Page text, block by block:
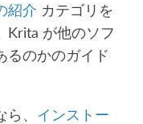
紹介 カテゴリを
Krita が他のソフ
るのかのガイド
、 インストー